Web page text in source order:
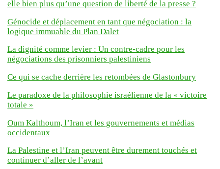
elle bien plus qu’une question de liberté de la presse ?
Génocide et déplacement en tant que négociation : la
logique immuable du Plan Dalet
La dignité comme levier : Un contre-cadre pour les
négociations des prisonniers palestiniens
Ce qui se cache derrière les retombées de Glastonbury
Le paradoxe de la philosophie israélienne de la « victoire
totale »
Oum Kalthoum, l’Iran et les gouvernements et médias
occidentaux
La Palestine et l’Iran peuvent être durement touchés et
continuer d’aller de l’avant